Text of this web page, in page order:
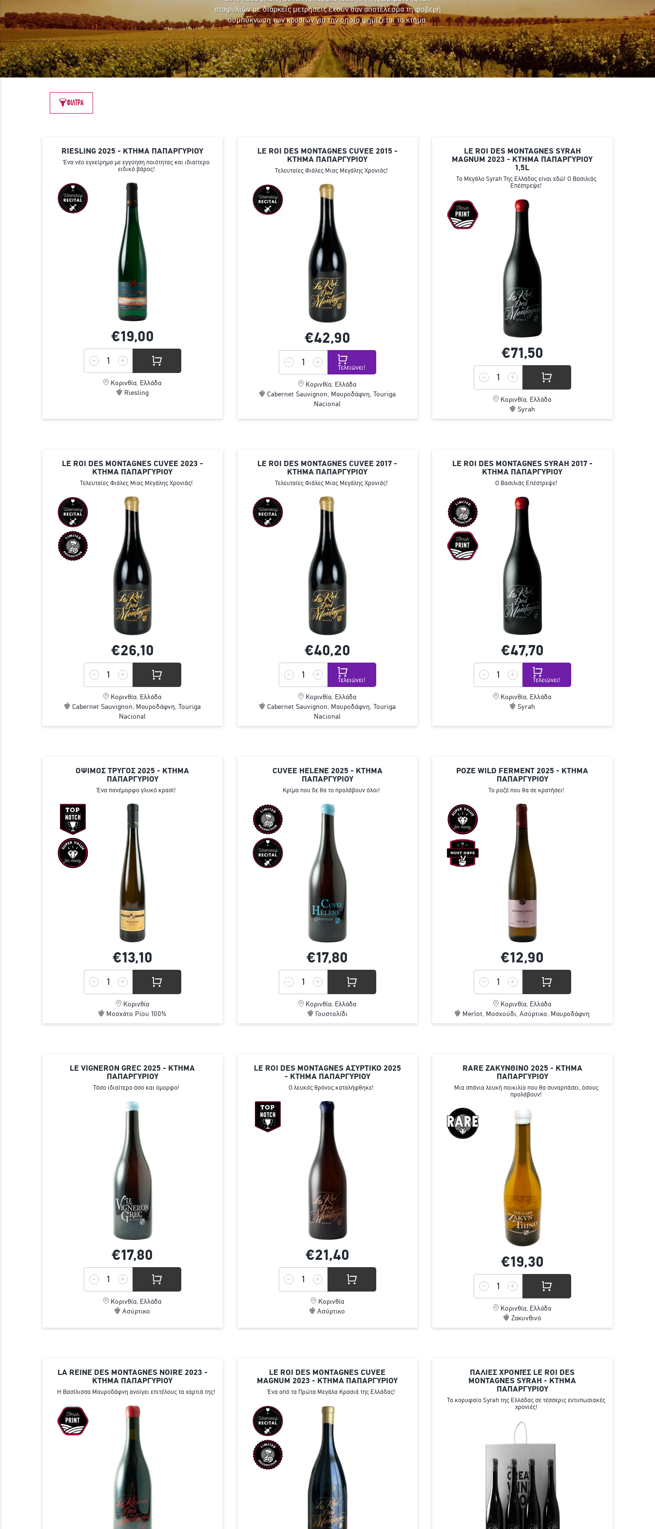
σταφυλιών με διαρκείς μετρήσεις έχουν σαν αποτέλεσμα τη φοβερή
συμπύκνωση των κρασιών για την οποία φημίζεται το κτήμα.
ΦΙΛΤΡΑ
RIESLING 2025 - ΚΤΗΜΑ ΠΑΠΑΡΓΥΡΙΟΥ
Ένα νέο εγχείρημα με εγγύηση ποιότητας και ιδιαίτερο
ειδικό βάρος!
€19,00
Κορινθία, Ελλάδα
Riesling
LE ROI DES MONTAGNES CUVEE 2015 -
ΚΤΗΜΑ ΠΑΠΑΡΓΥΡΙΟΥ
Τελευταίες Φιάλες Μιας Μεγάλης Χρονιάς!
€42,90
Τελειώνει!
Κορινθία, Ελλάδα
Cabernet Sauvignon, Μαυροδάφνη, Touriga
Nacional
LE ROI DES MONTAGNES SYRAH
MAGNUM 2023 - ΚΤΗΜΑ ΠΑΠΑΡΓΥΡΙΟΥ
1,5L
Το Μεγάλο Syrah Της Ελλάδας είναι εδώ! Ο Βασιλιάς
Επέστρεψε!
€71,50
Κορινθία, Ελλάδα
Syrah
LE ROI DES MONTAGNES CUVEE 2023 -
ΚΤΗΜΑ ΠΑΠΑΡΓΥΡΙΟΥ
Τελευταίες Φιάλες Μιας Μεγάλης Χρονιάς!
€26,10
Κορινθία, Ελλάδα
Cabernet Sauvignon, Μαυροδάφνη, Touriga
Nacional
LE ROI DES MONTAGNES CUVEE 2017 -
ΚΤΗΜΑ ΠΑΠΑΡΓΥΡΙΟΥ
Τελευταίες Φιάλες Μιας Μεγάλης Χρονιάς!
€40,20
Τελειώνει!
Κορινθία, Ελλάδα
Cabernet Sauvignon, Μαυροδάφνη, Touriga
Nacional
LE ROI DES MONTAGNES SYRAH 2017 -
ΚΤΗΜΑ ΠΑΠΑΡΓΥΡΙΟΥ
Ο Βασιλιάς Επέστρεψε!
€47,70
Τελειώνει!
Κορινθία, Ελλάδα
Syrah
ΟΨΙΜΟΣ ΤΡΥΓΟΣ 2025 - ΚΤΗΜΑ
ΠΑΠΑΡΓΥΡΙΟΥ
Ένα πανέμορφο γλυκό κρασί!
€13,10
Κορινθία
Μοσχάτο Ρίου 100%
CUVEE HELENE 2025 - ΚΤΗΜΑ
ΠΑΠΑΡΓΥΡΙΟΥ
Κρίμα που δε θα το προλάβουν όλοι!
€17,80
Κορινθία, Ελλάδα
Γουστολίδι
ΡΟΖΕ WILD FERMENT 2025 - ΚΤΗΜΑ
ΠΑΠΑΡΓΥΡΙΟΥ
Το ροζέ που θα σε κρατήσει!
€12,90
Κορινθία, Ελλάδα
Merlot, Μοσχούδι, Ασύρτικο, Μαυροδάφνη
LE VIGNERON GREC 2025 - ΚΤΗΜΑ
ΠΑΠΑΡΓΥΡΙΟΥ
Τόσο ιδιαίτερο όσο και όμορφο!
€17,80
Κορινθία, Ελλάδα
Ασύρτικο
LE ROI DES MONTAGNES ΑΣΥΡΤΙΚΟ 2025
- ΚΤΗΜΑ ΠΑΠΑΡΓΥΡΙΟΥ
Ο λευκός θρόνος καταλήφθηκε!
€21,40
Κορινθία
Ασύρτικο
RARE ΖΑΚΥΝΘΙΝΟ 2025 - ΚΤΗΜΑ
ΠΑΠΑΡΓΥΡΙΟΥ
Μια σπάνια λευκή ποικιλία που θα συναρπάσει, όσους
προλάβουν!
€19,30
Κορινθία, Ελλάδα
Ζακυνθινό
LA REINE DES MONTAGNES NOIRE 2023 -
ΚΤΗΜΑ ΠΑΠΑΡΓΥΡΙΟΥ
Η Βασίλισσα Μαυροδάφνη ανοίγει επιτέλους τα χαρτιά της!
LE ROI DES MONTAGNES CUVEE
MAGNUM 2023 - ΚΤΗΜΑ ΠΑΠΑΡΓΥΡΙΟΥ
Ένα από τα Πρώτα Μεγάλα Κρασιά της Ελλάδας!
ΠΑΛΙΕΣ ΧΡΟΝΙΈΣ LE ROI DES
MONTAGNES SYRAH - ΚΤΗΜΑ
ΠΑΠΑΡΓΥΡΙΟΥ
Το κορυφαίο Syrah της Ελλάδας σε τέσσερις εντυπωσιακές
χρονιές!